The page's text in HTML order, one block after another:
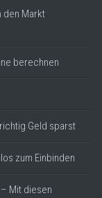
den Markt
berechnen
Geld sparst
zum Einbinden
Mit diesen